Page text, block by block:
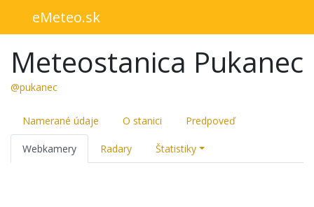
eMeteo.sk
Meteostanica Pukanec
@pukanec
Namerané údaje O stanici Predpoveď
Webkamery Radary Štatistiky